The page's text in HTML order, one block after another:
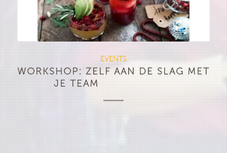
EVENTS
WORKSHOP: ZELF AAN DE SLAG MET
JE TEAM